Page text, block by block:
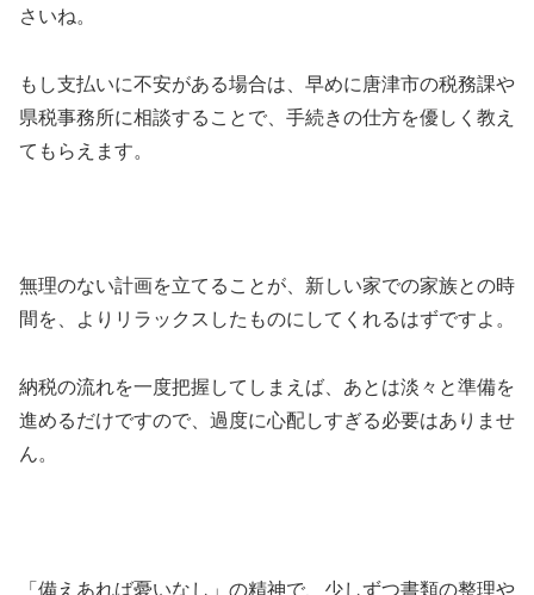
さいね。
もし支払いに不安がある場合は、早めに唐津市の税務課や
県税事務所に相談することで、手続きの仕方を優しく教え
てもらえます。
無理のない計画を立てることが、新しい家での家族との時
間を、よりリラックスしたものにしてくれるはずですよ。
納税の流れを一度把握してしまえば、あとは淡々と準備を
進めるだけですので、過度に心配しすぎる必要はありませ
ん。
「備えあれば憂いなし」の精神で、少しずつ書類の整理や